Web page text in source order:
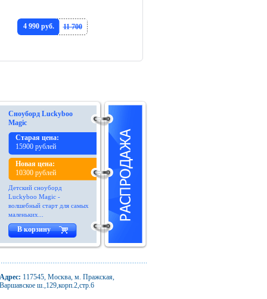
4 990 руб. 11 700
Сноуборд Luckyboo
Magic
Старая цена:
15900 рублей
Новая цена:
10300 рублей
Детский сноуборд
Luckyboo Magic -
волшебный старт для самых
маленьких...
В корзину
Адрес: 117545, Москва, м. Пражская,
Варшавское ш.,129,корп.2,стр.6